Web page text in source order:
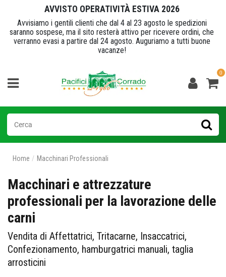
AVVISTO OPERATIVITÀ ESTIVA 2026
Avvisiamo i gentili clienti che dal 4 al 23 agosto le spedizioni
saranno sospese, ma il sito resterà attivo per ricevere ordini, che
verranno evasi a partire dal 24 agosto. Auguriamo a tutti buone
vacanze!
0
Home Macchinari Professionali
Macchinari e attrezzature
professionali per la lavorazione delle
carni
Vendita di Affettatrici, Tritacarne, Insaccatrici,
Confezionamento, hamburgatrici manuali, taglia
arrosticini